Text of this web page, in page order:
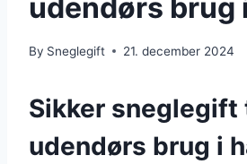
udendørs brug
By Sneglegift 21. december 2024
Sikker sneglegift
udendørs brug i